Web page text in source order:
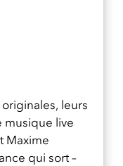
leurs
musique live
Maxime
qui sort –